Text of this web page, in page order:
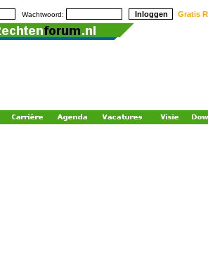
Wachtwoord: Gratis